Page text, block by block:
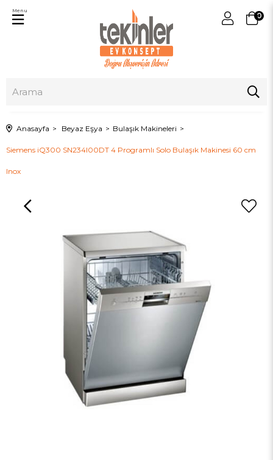
0
Menu
Anasayfa Beyaz Eşya Bulaşık Makineleri
Siemens iQ300 SN234I00DT 4 Programlı Solo Bulaşık Makinesi 60 cm
Inox